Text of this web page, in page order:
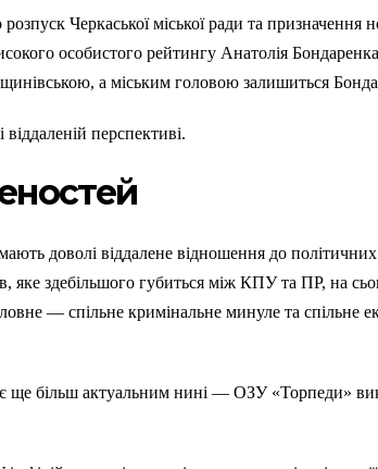
Черкаської міської ради та призначення
особистого рейтингу Анатолія Бондаренка
а міським головою залишиться
перспективі.
доволі віддалене відношення до
яке здебільшого губиться між КПУ та ПР, на
— спільне кримінальне минуле та спільне
є ще більш актуальним нині — ОЗУ «Торпеди»